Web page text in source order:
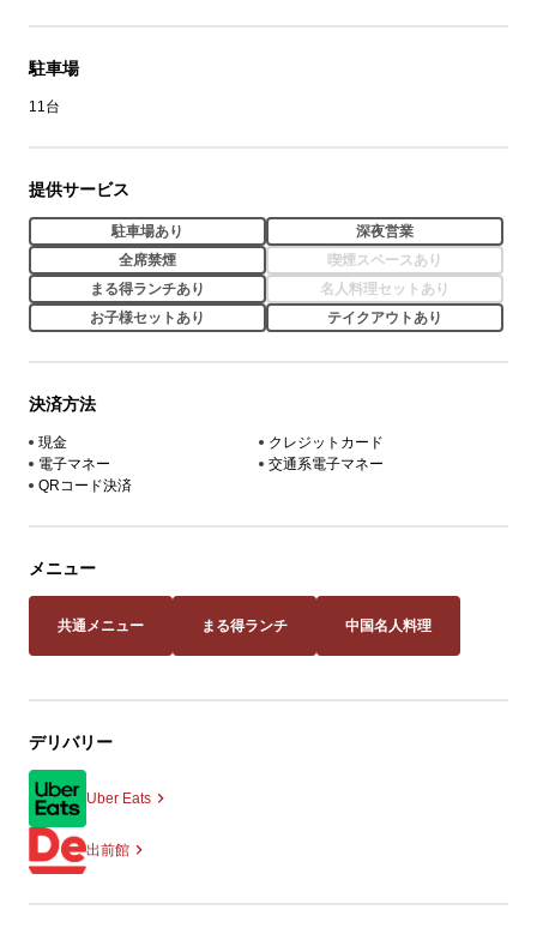
駐車場
11台
提供サービス
駐車場あり
深夜営業
全席禁煙
喫煙スペースあり
まる得ランチあり
名人料理セットあり
お子様セットあり
テイクアウトあり
決済方法
現金
クレジットカード
電子マネー
交通系電子マネー
QRコード決済
メニュー
共通メニュー まる得ランチ 中国名人料理
デリバリー
Uber Eats
出前館